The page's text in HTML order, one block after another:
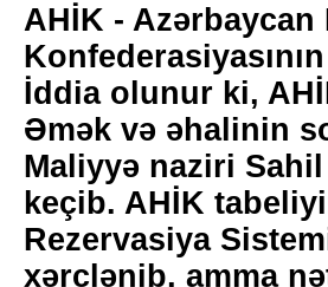
AHİK - Azərbaycan
İddia olunur ki,
Əmək və əhalinin
Maliyyə naziri
keçib. AHİK
Rezervasiya
xərclənib, amma